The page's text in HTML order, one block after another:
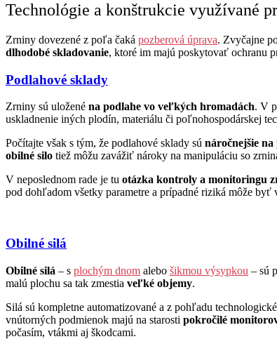
Technológie a konštrukcie využívané
Zrniny dovezené z poľa čaká pozberová úprava. Zvyčajne
dlhodobé skladovanie, ktoré im majú poskytovať ochranu
Podlahové sklady
Zrniny sú uložené na podlahe vo veľkých hromadách. V
uskladnenie iných plodín, materiálu či poľnohospodárskej
Počítajte však s tým, že podlahové sklady sú náročnejšie
obilné silo tiež môžu zavážiť nároky na manipuláciu so
V neposlednom rade je tu otázka kontroly a monitoringu
pod dohľadom všetky parametre a prípadné riziká môže byť
Obilné silá
Obilné silá – s plochým dnom alebo šikmou výsypkou – sú
malú plochu sa tak zmestia veľké objemy.
Silá sú kompletne automatizované a z pohľadu
vnútorných podmienok majú na starosti pokročilé
počasím, vtákmi aj škodcami.